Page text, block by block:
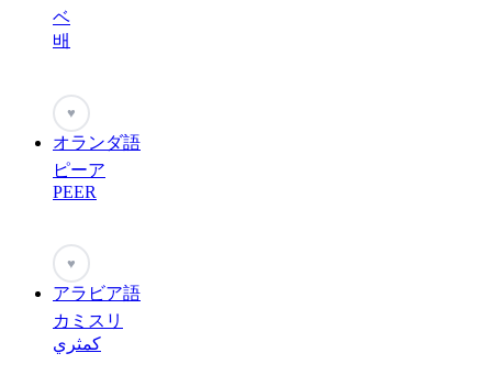
ベ
배
♥
オランダ語
ピーア
PEER
♥
アラビア語
カミスリ
كمثري